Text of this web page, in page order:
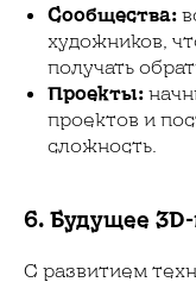
Сообщества:
художников,
получать
Проекты:
проектов и
сложность.
6. Будущее
С развитием